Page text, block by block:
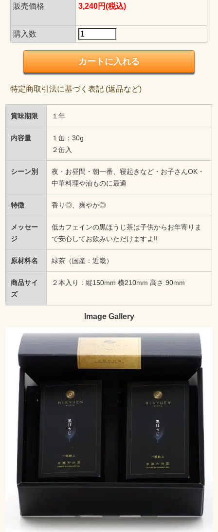
販売価格 3,240円(税込)
購入数
特定商取引法に基づく表記 (返品など)
賞味期限 １年
内容量
１缶：30g
２缶入
シーン別
夜・お昼間・朝一番、寝起きなど・お子さんOK・
中華料理や油ものに最適
特徴 香り◎、爽やか◎
メッセー
ジ
低カフェインの黒ほうじ茶は子供からお年寄りま
で安心してお飲みいただけますよ!!
原材料名 緑茶（国産：近畿）
商品サイ
ズ
２本入り：縦150mm 横210mm 高さ 90mm
Image Gallery